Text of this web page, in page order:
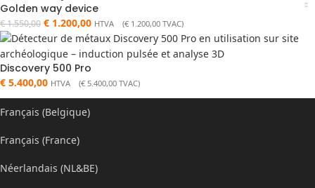
Golden way device
€1.550,00 € 1.200,00 HTVA (€ 1.200,00 TVAC)
Discovery 500 Pro
€ 5.400,00 HTVA (€ 5.400,00 TVAC)
Français (Belgique)
Français (France)
Néerlandais (NL&BE)